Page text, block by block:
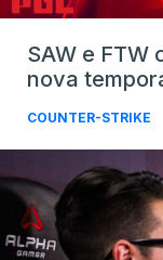
SAW e FTW
nova
COUNTER-STRIKE